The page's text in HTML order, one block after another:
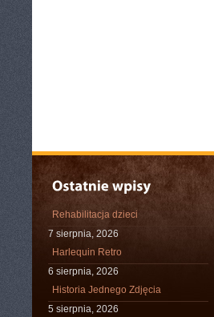
Rehabilitacja dzieci
7 sierpnia, 2026
Harlequin Retro
6 sierpnia, 2026
Historia Jednego Zdjęcia
5 sierpnia, 2026